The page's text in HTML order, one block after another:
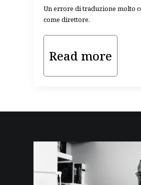
Un errore di traduzione molto
come direttore.
Read more